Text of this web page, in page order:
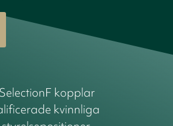
kopplar
kvinnliga